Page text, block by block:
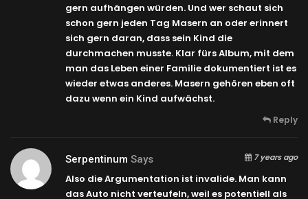
gern aufhängen würden. Und wer schaut sich
schon gern jeden Tag Masern an oder erinnert
sich gern daran, dass sein Kind die
durchmachen musste. Klar fürs Album, mit dem
man das Leben einer Familie dokumentiert ist es
wieder etwas anderes. Masern gehören eben oft
dazu wenn ein Kind aufwächst.
Reply
Serpentinum Says 7 years ago
Also die Argumentation ist invalide. Man kann
das Auto nicht verteufeln, weil es potentiell als